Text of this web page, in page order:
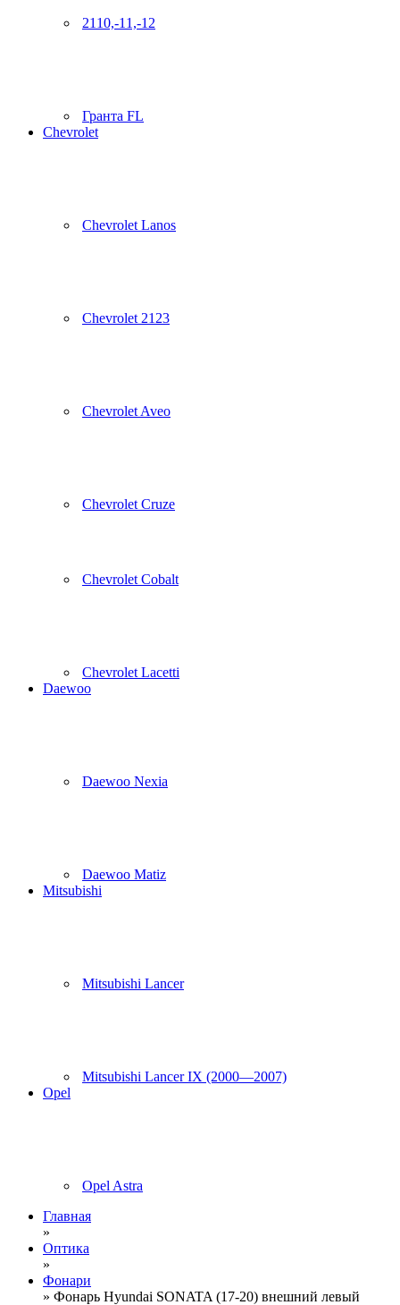
2110,-11,-12
Гранта FL
Chevrolet
Chevrolet Lanos
Chevrolet 2123
Chevrolet Aveo
Chevrolet Cruze
Chevrolet Cobalt
Chevrolet Lacetti
Daewoo
Daewoo Nexia
Daewoo Matiz
Mitsubishi
Mitsubishi Lancer
Mitsubishi Lancer IX (2000—2007)
Opel
Opel Astra
Главная
»
Оптика
»
Фонари
» Фонарь Hyundai SONATA (17-20) внешний левый